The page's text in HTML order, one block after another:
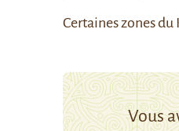
Certaines zones
Vous